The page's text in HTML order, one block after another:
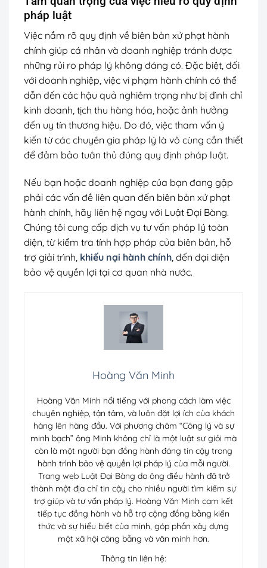
pháp luật
Việc nắm rõ quy định về biên bản xử phạt hành
chính giúp cá nhân và doanh nghiệp tránh được
những rủi ro pháp lý không đáng có. Đặc biệt, đối
với doanh nghiệp, việc vi phạm hành chính có thể
dẫn đến các hậu quả nghiêm trọng như bị đình chỉ
kinh doanh, tịch thu hàng hóa, hoặc ảnh hưởng
đến uy tín thương hiệu. Do đó, việc tham vấn ý
kiến từ các chuyên gia pháp lý là vô cùng cần thiết
để đảm bảo tuân thủ đúng quy định pháp luật.
Nếu bạn hoặc doanh nghiệp của bạn đang gặp
phải các vấn đề liên quan đến biên bản xử phạt
hành chính, hãy liên hệ ngay với Luật Đại Bàng.
Chúng tôi cung cấp dịch vụ tư vấn pháp lý toàn
diện, từ kiểm tra tính hợp pháp của biên bản, hỗ
trợ giải trình, khiếu nại hành chính , đến đại diện
bảo vệ quyền lợi tại cơ quan nhà nước.
Hoàng Văn Minh
Hoàng Văn Minh nổi tiếng với phong cách làm việc
chuyên nghiệp, tận tâm, và luôn đặt lợi ích của khách
hàng lên hàng đầu. Với phương châm “Công lý và sự
minh bạch” ông Minh không chỉ là một luật sư giỏi mà
còn là một người bạn đồng hành đáng tin cậy trong
hành trình bảo vệ quyền lợi pháp lý của mỗi người.
Trang web Luật Đại Bàng do ông điều hành đã trở
thành một địa chỉ tin cậy cho nhiều người tìm kiếm sự
trợ giúp và tư vấn pháp lý. Hoàng Văn Minh cam kết
tiếp tục đồng hành và hỗ trợ cộng đồng bằng kiến
thức và sự hiểu biết của mình, góp phần xây dựng
một xã hội công bằng và văn minh hơn.
Thông tin liên hệ: